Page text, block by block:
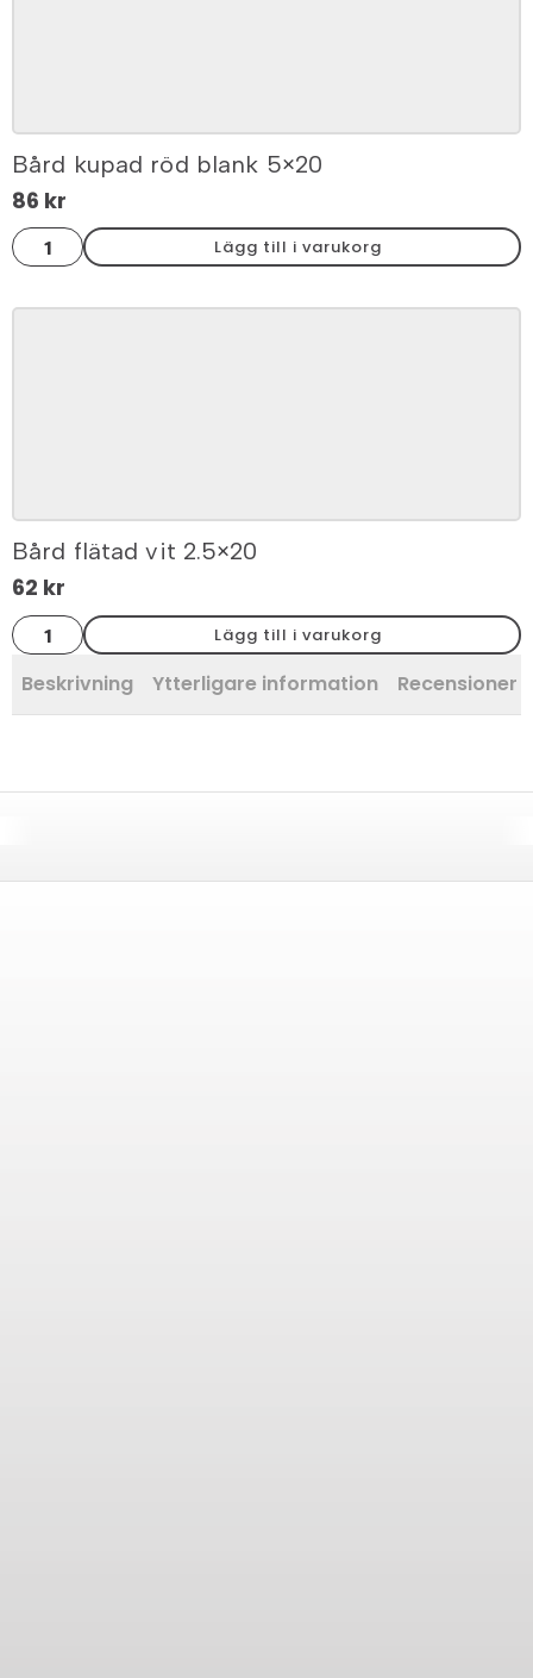
Bård kupad röd blank 5×20
86 kr
Bård
kupad
röd
5x20
Lägg till i varukorg
Bård flätad vit 2.5×20
62 kr
Bård
flätad
vit
2.5x20
Lägg till i varukorg
Beskrivning Ytterligare information Recensioner